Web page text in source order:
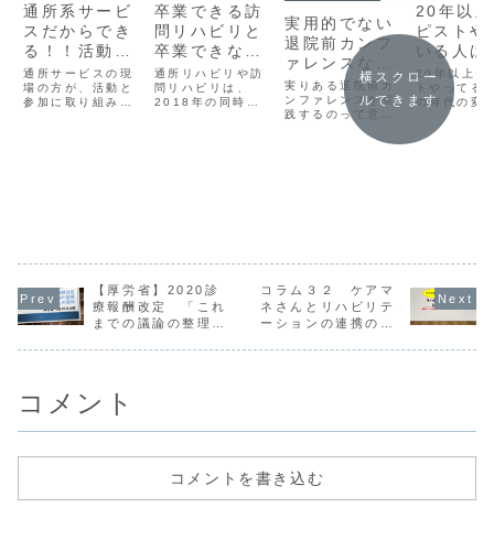
通所系サービ
スだからでき
る！！活動と
参加へのアプ
ローチ「やっ
てみたいこと
通所サービスの現
場の方が、活動と
参加に取り組みや
卒業できる訪
問リハビリと
卒業できない
訪問リハビリ
通所リハビリや訪
問リハビリは、
2018年の同時買
実用的でない
退院前カンフ
ァレンスな
ら、しなきゃ
いいのに！
実りある退院前カ
ンファレンスを実
践するのって意外
と難しいのかもし
れないってことを
20年以
ピストや
いる人は
にマッチ
いますか
20年以上セ
トやってる
の時代の変
ちんと見て
か？2025
けて動き出
横スクロー
ルできます
【厚労省】2020診
療報酬改定 「これ
までの議論の整理
コラム３２ ケアマ
ネさんとリハビリテ
ーションの連携のこ
コメント
コメントを書き込む